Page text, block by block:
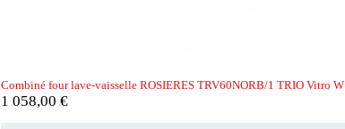
Combiné four lave-vaisselle ROSIERES TRV60NORB/1 TRIO Vitro W
1 058,00 €